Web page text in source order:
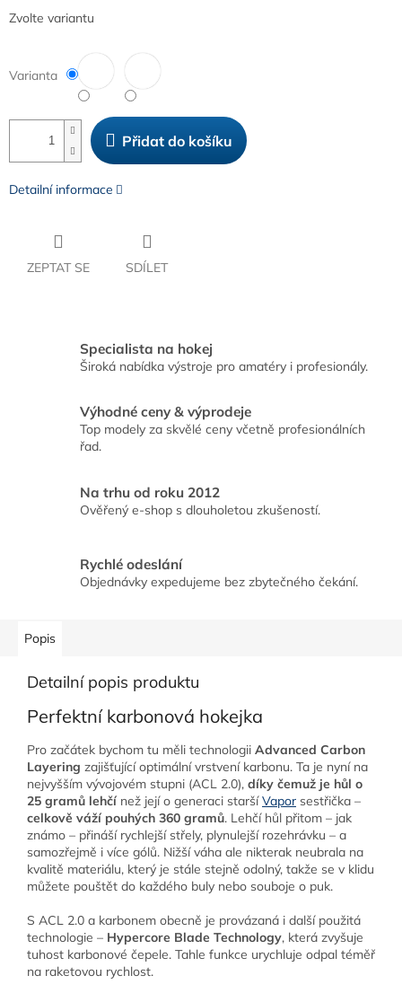
Měrná
cena:
Zvolte variantu
Varianta
Přidat do košíku
Detailní informace
ZEPTAT SE SDÍLET
Specialista na hokej
Široká nabídka výstroje pro amatéry i profesionály.
Výhodné ceny & výprodeje
Top modely za skvělé ceny včetně profesionálních
řad.
Na trhu od roku 2012
Ověřený e-shop s dlouholetou zkušeností.
Rychlé odeslání
Objednávky expedujeme bez zbytečného čekání.
Popis
Detailní popis produktu
Perfektní karbonová hokejka
Pro začátek bychom tu měli technologii Advanced Carbon
Layering zajišťující optimální vrstvení karbonu. Ta je nyní na
nejvyšším vývojovém stupni (ACL 2.0), díky čemuž je hůl o
25 gramů lehčí než její o generaci staršíVapor sestřička –
celkově váží pouhých 360 gramů. Lehčí hůl přitom – jak
známo – přináší rychlejší střely, plynulejší rozehrávku – a
samozřejmě i více gólů. Nižší váha ale nikterak neubrala na
kvalitě materiálu, který je stále stejně odolný, takže se v klidu
můžete pouštět do každého buly nebo souboje o puk.
S ACL 2.0 a karbonem obecně je provázaná i další použitá
technologie – Hypercore Blade Technology, která zvyšuje
tuhost karbonové čepele. Tahle funkce urychluje odpal téměř
na raketovou rychlost.